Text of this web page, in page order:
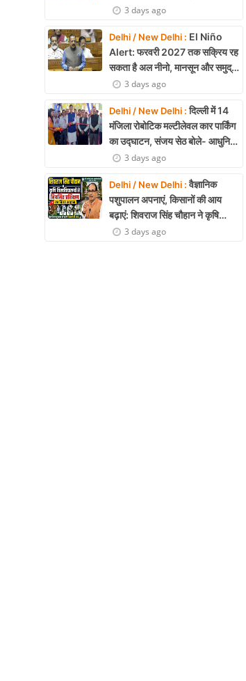
भंडाफोड़, अल्प्राजोलम और डायजेपाम
3 days ago
Delhi / New Delhi : El Niño
Alert: फरवरी 2027 तक सक्रिय रह
सकता है अल नीनो, मानसून और समुद्री
पारिस्थितिकी पर असर की आशंका
3 days ago
Delhi / New Delhi :दिल्ली में 14
मंजिला रोबोटिक मल्टीलेवल कार पार्किंग
का उद्घाटन, संजय सेठ बोले- आधुनिक
तकनीक से मिलेगी बड़ी राहत
3 days ago
Delhi / New Delhi :वैज्ञानिक
पशुपालन अपनाएं, किसानों की आय
बढ़ाएं: शिवराज सिंह चौहान ने कृषि
विश्वविद्यालयों से नियमित प्रशिक्षण का
3 days ago